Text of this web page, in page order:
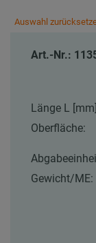
Auswahl
Art.-Nr.:
Länge L
Oberfläche:
Gewicht/ME: